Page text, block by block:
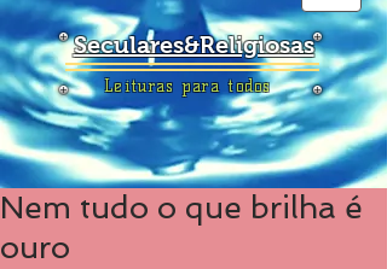
Seculares&Religiosas
Leituras para todos
Nem tudo o que brilha é
ouro